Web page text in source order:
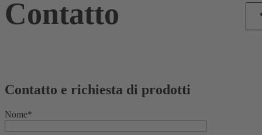
Contatto
Contatto e richiesta di prodotti
Nome*